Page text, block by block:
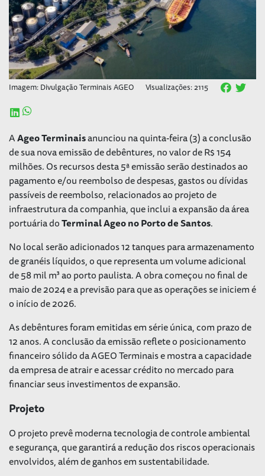
Imagem: Divulgação Terminais AGEO Visualizações: 2115
AAgeo Terminaisanunciou na quinta-feira (3) a conclusão
de sua nova emissão de debêntures, no valor de R$ 154
milhões. Os recursos desta 5ª emissão serão destinados ao
pagamento e/ou reembolso de despesas, gastos ou dívidas
passíveis de reembolso, relacionados ao projeto de
infraestrutura da companhia, que inclui a expansão da área
portuária doTerminal Ageo no Porto de Santos.
No local serão adicionados 12 tanques para armazenamento
de granéis líquidos, o que representa um volume adicional
de 58 mil m³ ao porto paulista. A obra começou no final de
maio de 2024 e a previsão para que as operações se iniciem é
o início de 2026.
As debêntures foram emitidas em série única, com prazo de
12 anos. A conclusão da emissão reflete o posicionamento
financeiro sólido da AGEO Terminais e mostra a capacidade
da empresa de atrair e acessar crédito no mercado para
financiar seus investimentos de expansão.
Projeto
O projeto prevê moderna tecnologia de controle ambiental
e segurança, que garantirá a redução dos riscos operacionais
envolvidos, além de ganhos em sustentabilidade.